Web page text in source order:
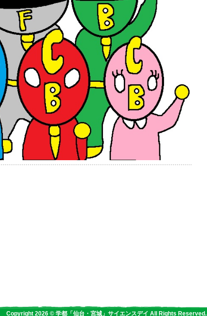
Copyright 2026 © 学都「仙台・宮城」サイエンスデイ All Rights Reserved.